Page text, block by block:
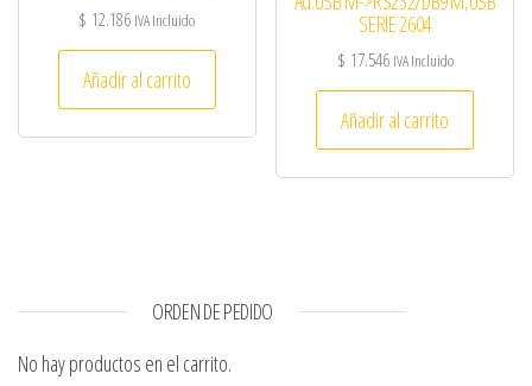
$ 12.186 IVA Incluido
Añadir al carrito
SERIE 2604
$ 17.546 IVA Incluido
Añadir al carrito
ORDEN DE PEDIDO
No hay productos en el carrito.